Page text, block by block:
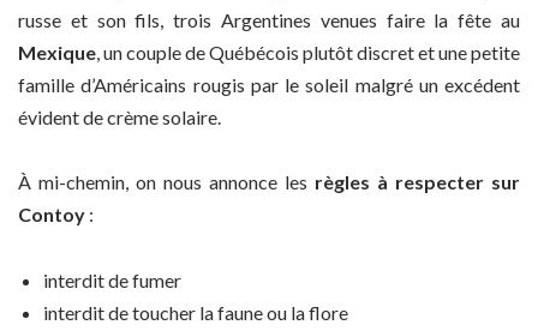
russe et son fils, trois Argentines venues faire la fête au
Mexique, un couple de Québécois plutôt discret et une petite
famille d’Américains rougis par le soleil malgré un excédent
évident de crème solaire.
À mi-chemin, on nous annonce les règles à respecter sur
Contoy :
interdit de fumer
interdit de toucher la faune ou la flore